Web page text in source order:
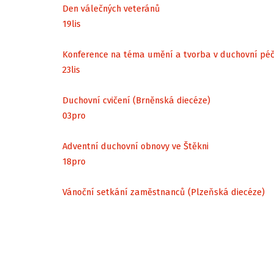
Den válečných veteránů
19lis
Konference na téma umění a tvorba v duchovní
23lis
Duchovní cvičení (Brněnská diecéze)
03pro
Adventní duchovní obnovy ve Štěkni
18pro
Vánoční setkání zaměstnanců (Plzeňská diecéze)